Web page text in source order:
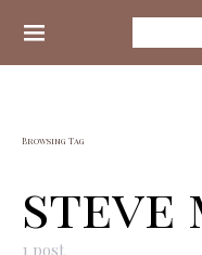
Search for:
Browsing Tag
steve
1 post